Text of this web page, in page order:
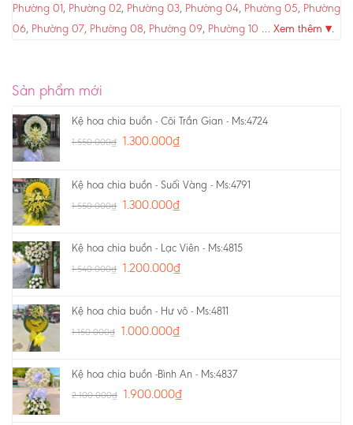
Phường 01, Phường 02, Phường 03, Phường 04, Phường 05, Phường
06, Phường 07, Phường 08, Phường 09, Phường 10 … Xem thêm ▾.
Sản phẩm mới
Kệ hoa chia buồn - Cõi Trần Gian - Ms:4724
1.550.000₫ 1.300.000₫
Kệ hoa chia buồn - Suối Vàng - Ms:4791
1.550.000₫ 1.300.000₫
Kệ hoa chia buồn - Lạc Viên - Ms:4815
1.540.000₫ 1.200.000₫
Kệ hoa chia buồn - Hư vô - Ms:4811
1.150.000₫ 1.000.000₫
Kệ hoa chia buồn -Bình An - Ms:4837
2.100.000₫ 1.900.000₫